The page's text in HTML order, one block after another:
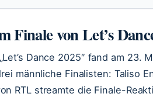
Finale von Let’s
Dance 2025″ fand am
männliche Finalisten: Taliso
RTL streamte die Finale-